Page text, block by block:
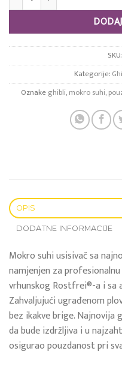
SKU:
Kategorije:
Oznakeghibli,mokro suhi,
OPIS
DODATNE INFORMACIJE
Mokro suhi usisivač sa
namjenjen za
vrhunskog Rostfrei®-a i
Zahvaljujući ugrađenom
bez ikakve brige. Najnovija
da bude izdržljiva i u
osigurao pouzdanost pri